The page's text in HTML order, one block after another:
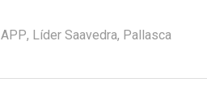
APP, Líder Saavedra, Pallasca